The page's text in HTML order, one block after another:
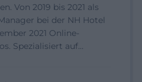
Von 2019 bis 2021 als
bei der NH Hotel
2021 Online-
Spezialisiert auf